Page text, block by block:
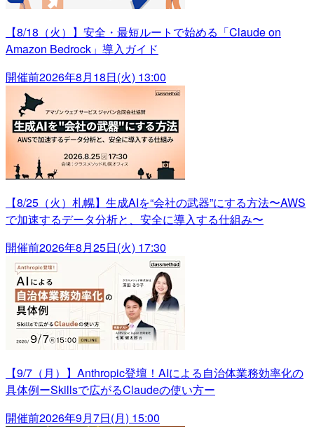
【8/18（火）】安全・最短ルートで始める「Claude on
Amazon Bedrock」導入ガイド
開催前2026年8月18日(火) 13:00
【8/25（火）札幌】生成AIを“会社の武器”にする方法〜AWS
で加速するデータ分析と、安全に導入する仕組み〜
開催前2026年8月25日(火) 17:30
【9/7（月）】Anthropic登壇！AIによる自治体業務効率化の
具体例ーSkillsで広がるClaudeの使い方ー
開催前2026年9月7日(月) 15:00